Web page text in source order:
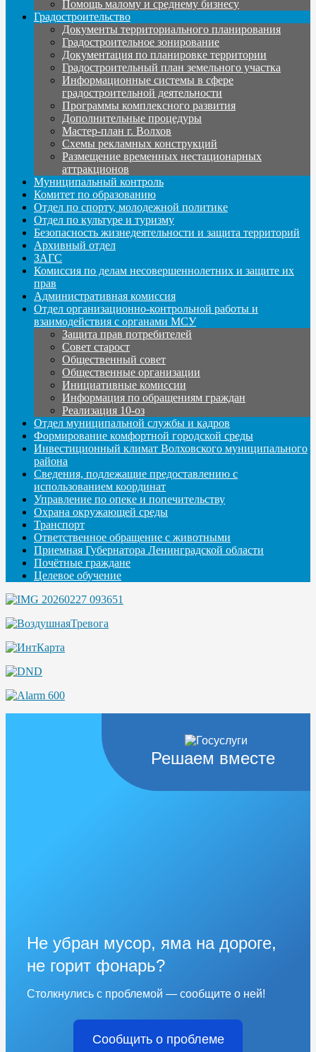
Помощь малому и среднему бизнесу
Градостроительство
Документы территориального планирования
Градостроительное зонирование
Документация по планировке территории
Градостроительный план земельного участка
Информационные системы в сфере
градостроительной деятельности
Программы комплексного развития
Дополнительные процедуры
Мастер-план г. Волхов
Схемы рекламных конструкций
Размещение временных нестационарных
аттракционов
Муниципальный контроль
Комитет по образованию
Отдел по спорту, молодежной политике
Отдел по культуре и туризму
Безопасность жизнедеятельности и защита территорий
Архивный отдел
ЗАГС
Комиссия по делам несовершеннолетних и защите их
прав
Административная комиссия
Отдел организационно-контрольной работы и
взаимодействия с органами МСУ
Защита прав потребителей
Совет старост
Общественный совет
Общественные организации
Инициативные комиссии
Информация по обращениям граждан
Реализация 10-оз
Отдел муниципальной службы и кадров
Формирование комфортной городской среды
Инвестиционный климат Волховского муниципального
района
Сведения, подлежащие предоставлению с
использованием координат
Управление по опеке и попечительству
Охрана окружающей среды
Транспорт
Ответственное обращение с животными
Приемная Губернатора Ленинградской области
Почётные граждане
Целевое обучение
Решаем вместе
Не убран мусор, яма на дороге,
не горит фонарь?
Столкнулись с проблемой — сообщите о ней!
Сообщить о проблеме